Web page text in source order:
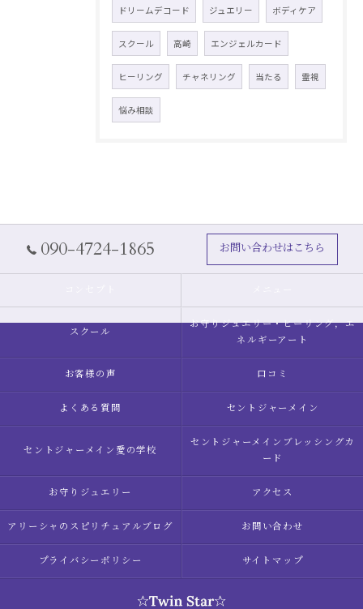
ドリームデコード ジュエリー ボディケア
スクール 高崎 エンジェルカード
ヒーリング チャネリング 当たる 霊視
悩み相談
090-4724-1865 お問い合わせはこちら
スクール
お守りジュエリー・ヒーリング，エ
ネルギーアート
お客様の声 口コミ
よくある質問 セントジャーメイン
セントジャーメイン愛の学校
セントジャーメインブレッシングカ
ード
お守りジュエリー アクセス
アリーシャのスピリチュアルブログ お問い合わせ
プライバシーポリシー サイトマップ